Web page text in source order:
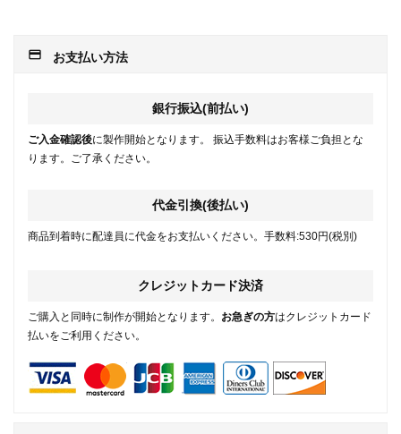
payment お支払い方法
銀行振込(前払い)
ご入金確認後に製作開始となります。 振込手数料はお客様ご負担とな
ります。ご了承ください。
代金引換(後払い)
商品到着時に配達員に代金をお支払いください。手数料:530円(税別)
クレジットカード決済
ご購入と同時に制作が開始となります。 お急ぎの方はクレジットカード
払いをご利用ください。